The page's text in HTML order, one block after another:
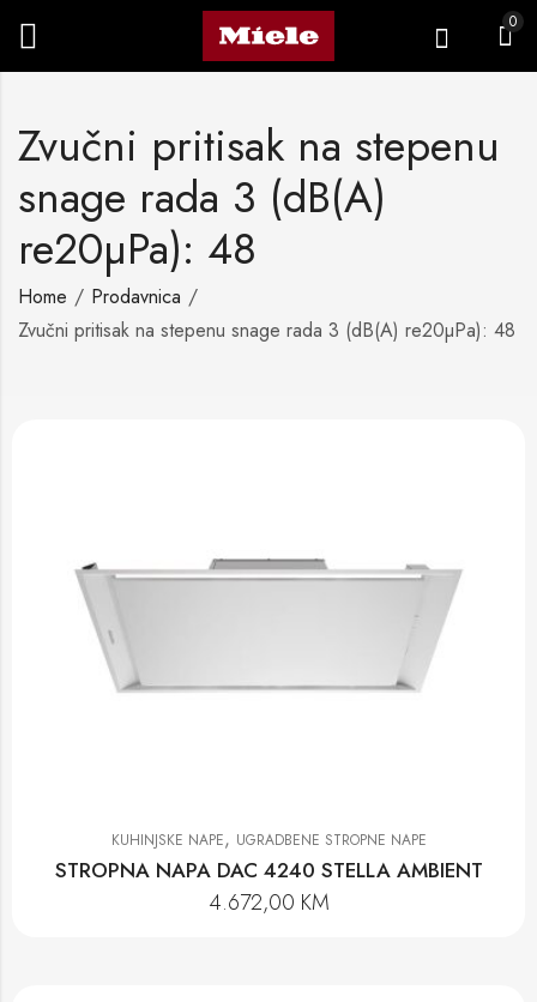
0
Zvučni pritisak na stepenu
snage rada 3 (dB(A)
re20µPa): 48
Home
Prodavnica
Zvučni pritisak na stepenu snage rada 3 (dB(A) re20µPa): 48
KUHINJSKE NAPE, UGRADBENE STROPNE NAPE
STROPNA NAPA DAC 4240 STELLA AMBIENT
4.672,00 KM